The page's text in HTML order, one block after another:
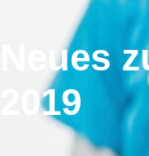
Neues
2019